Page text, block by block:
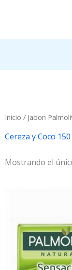
Inicio / Jabon
Cereza y Coco
Mostrando el